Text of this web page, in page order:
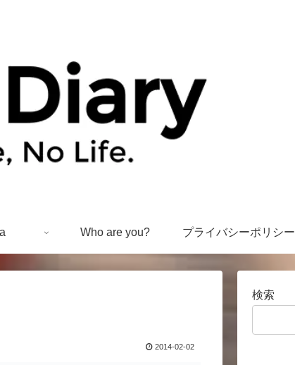
Who are you? プライバシーポリシー
2014-02-02
検索